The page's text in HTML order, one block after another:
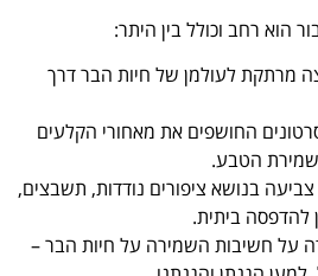
הוא רחב וכולל בין היתר:
מרתקת לעולמן של חיות הבר דרך
החושפים את מאחורי הקלעים
הטבע.
צביעה בנושא ציפורים נודדות, תשבצים,
להדפסה ביתית.
על חשיבות השמירה על חיות הבר –